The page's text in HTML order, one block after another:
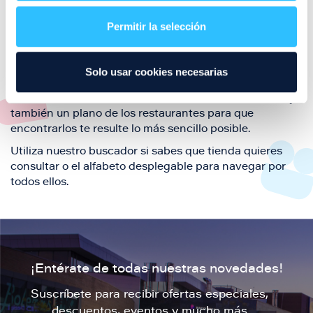
Permitir la selección
Solo usar cookies necesarias
también de nuestra oferta de ocio y shopping durante
tu visita.
El este directorio de restaurantes de Puerto Venecia
también un plano de los restaurantes para que
encontrarlos te resulte lo más sencillo posible.
Utiliza nuestro buscador si sabes que tienda quieres
consultar o el alfabeto desplegable para navegar por
todos ellos.
¡Entérate de todas nuestras novedades!
Suscríbete para recibir ofertas especiales,